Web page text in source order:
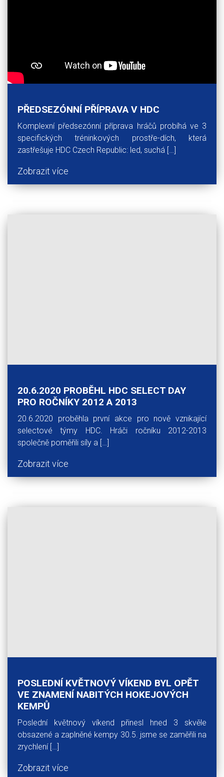
PŘEDSEZÓNNÍ PŘÍPRAVA V HDC
Komplexní předsezónní příprava hráčů probíhá ve 3
specifických tréninkových prostře-dích, která
zastřešuje HDC Czech Republic: led, suchá […]
Zobrazit více
20.6.2020 PROBĚHL HDC SELECT DAY
PRO ROČNÍKY 2012 A 2013
20.6.2020 proběhla první akce pro nově vznikající
selectové týmy HDC. Hráči ročníku 2012-2013
společně poměřili síly a […]
Zobrazit více
POSLEDNÍ KVĚTNOVÝ VÍKEND BYL OPĚT
VE ZNAMENÍ NABITÝCH HOKEJOVÝCH
KEMPŮ
Poslední květnový víkend přinesl hned 3 skvěle
obsazené a zaplněné kempy 30.5. jsme se zaměřili na
zrychlení […]
Zobrazit více